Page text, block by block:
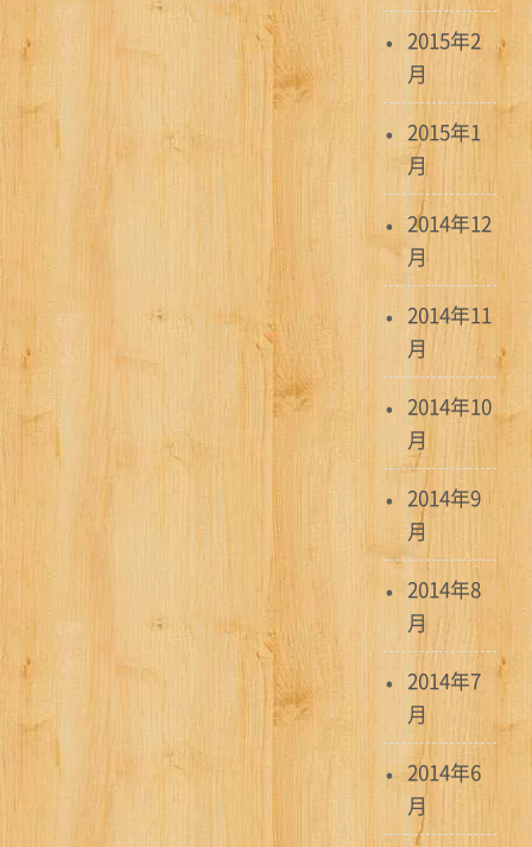
2015年2
月
2015年1
月
2014年12
月
2014年11
月
2014年10
月
2014年9
月
2014年8
月
2014年7
月
2014年6
月